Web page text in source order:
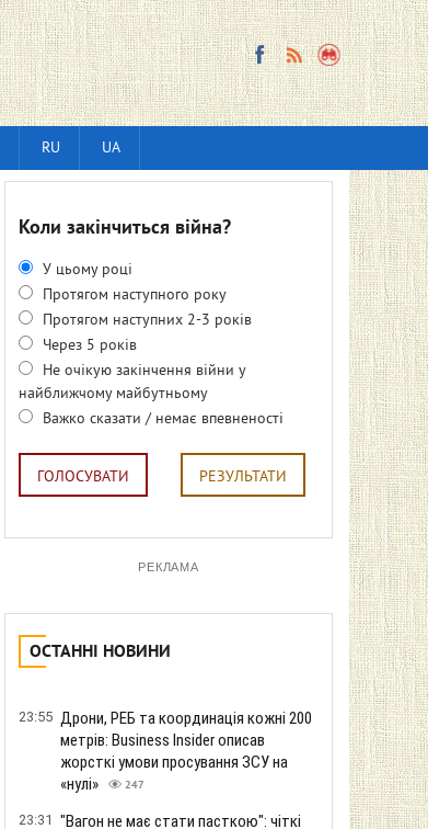
RU UA
Коли закінчиться війна?
У цьому році
Протягом наступного року
Протягом наступних 2-3 років
Через 5 років
Не очікую закінчення війни у
найближчому майбутньому
Важко сказати / немає впевненості
ГОЛОСУВАТИ РЕЗУЛЬТАТИ
РЕКЛАМА
ОСТАННІ НОВИНИ
23:55 Дрони, РЕБ та координація кожні 200
метрів: Business Insider описав
жорсткі умови просування ЗСУ на
«нулі»
247
23:31 "Вагон не має стати пасткою": чіткі